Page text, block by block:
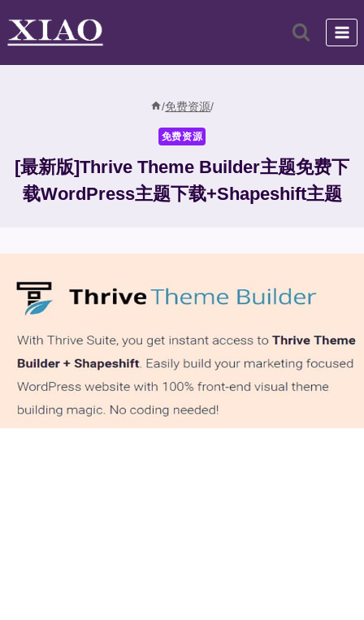
/免费资源/
免费资源
[最新版]Thrive Theme Builder主题免费下
载WordPress主题下载+Shapeshift主题